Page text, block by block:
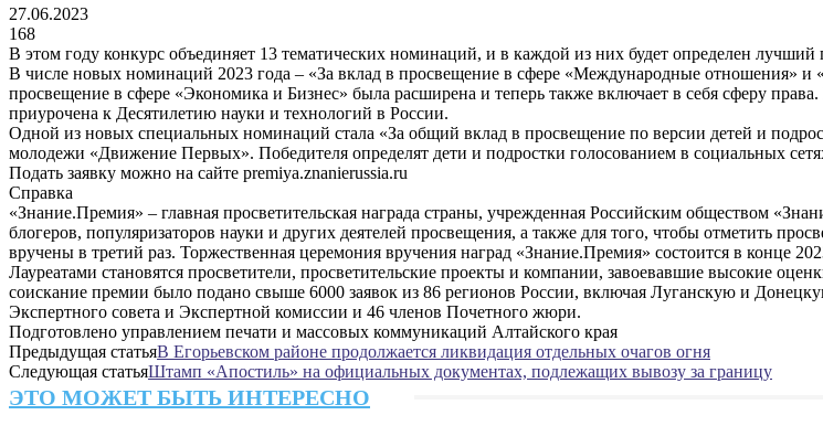
27.06.2023
168
В этом году конкурс объединяет 13 тематических номинаций, и в каждой из них будет определен лучший
В числе новых номинаций 2023 года – «За вклад в просвещение в сфере «Международные отношения»
просвещение в сфере «Экономика и Бизнес» была расширена и теперь также включает в себя сферу
приурочена к Десятилетию науки и технологий в России.
Одной из новых специальных номинаций стала «За общий вклад в просвещение по версии детей и
молодежи «Движение Первых». Победителя определят дети и подростки голосованием в социальных
Подать заявку можно на сайте premiya.znanierussia.ru
Справка
«Знание.Премия» – главная просветительская награда страны, учрежденная Российским обществом
блогеров, популяризаторов науки и других деятелей просвещения, а также для того, чтобы отметить
вручены в третий раз. Торжественная церемония вручения наград «Знание.Премия» состоится в конце
Лауреатами становятся просветители, просветительские проекты и компании, завоевавшие высокие
соискание премии было подано свыше 6000 заявок из 86 регионов России, включая Луганскую и
Экспертного совета и Экспертной комиссии и 46 членов Почетного жюри.
Подготовлено управлением печати и массовых коммуникаций Алтайского края
Предыдущая статьяВ Егорьевском районе продолжается ликвидация отдельных очагов огня
Следующая статьяШтамп «Апостиль» на официальных документах, подлежащих вывозу за границу
ЭТО МОЖЕТ БЫТЬ ИНТЕРЕСНО